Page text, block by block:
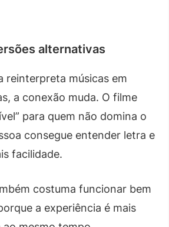
alternativas
reinterpreta músicas em
a conexão muda. O filme
para quem não domina o
consegue entender letra e
facilidade.
costuma funcionar bem
a experiência é mais